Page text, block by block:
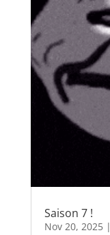
Saison 7 !
Nov 20, 2025|